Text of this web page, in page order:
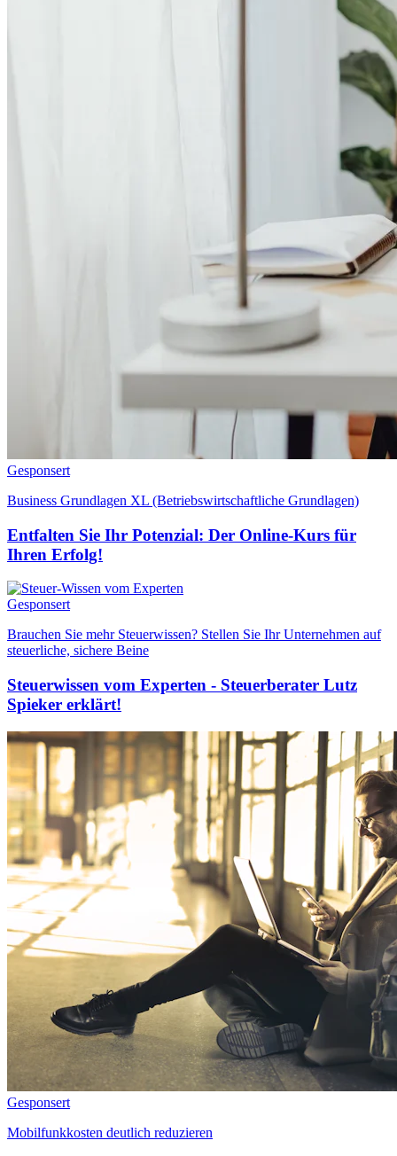
Gesponsert
Business Grundlagen XL (Betriebswirtschaftliche Grundlagen)
Entfalten Sie Ihr Potenzial: Der Online-Kurs für
Ihren Erfolg!
Gesponsert
Brauchen Sie mehr Steuerwissen? Stellen Sie Ihr Unternehmen auf
steuerliche, sichere Beine
Steuerwissen vom Experten - Steuerberater Lutz
Spieker erklärt!
Gesponsert
Mobilfunkkosten deutlich reduzieren